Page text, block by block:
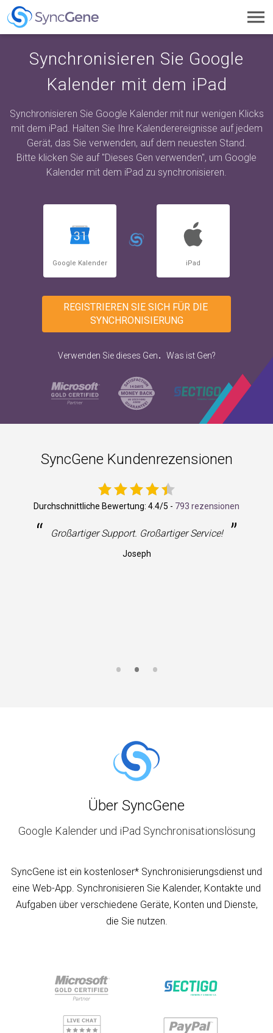
Synchronisieren Sie Google
Kalender mit dem iPad
Synchronisieren Sie Google Kalender mit nur wenigen Klicks
mit dem iPad. Halten Sie Ihre Kalenderereignisse auf jedem
Gerät, das Sie verwenden, auf dem neuesten Stand.
Bitte klicken Sie auf "Dieses Gen verwenden", um Google
Kalender mit dem iPad zu synchronisieren.
Google Kalender iPad
REGISTRIEREN SIE SICH FÜR DIE
SYNCHRONISIERUNG
Verwenden Sie dieses Gen. Was ist Gen?
SyncGene Kundenrezensionen
Durchschnittliche Bewertung: 4.4/5 - 793 rezensionen
“ Großartiger Support. Großartiger Service! ”
Joseph
Über SyncGene
Google Kalender und iPad Synchronisationslösung
SyncGene ist ein kostenloser* Synchronisierungsdienst und
eine Web-App. Synchronisieren Sie Kalender, Kontakte und
Aufgaben über verschiedene Geräte, Konten und Dienste,
die Sie nutzen.